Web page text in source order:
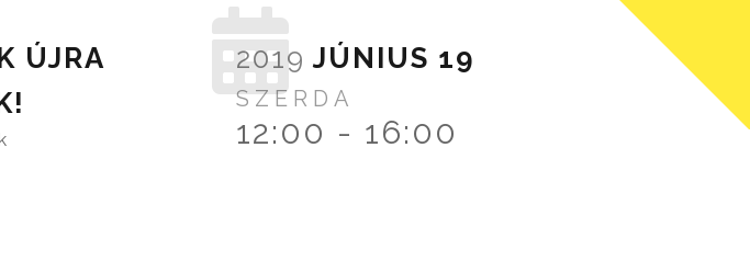
ÚJRA
2019 JÚNIUS 19
SZERDA
12:00 - 16:00